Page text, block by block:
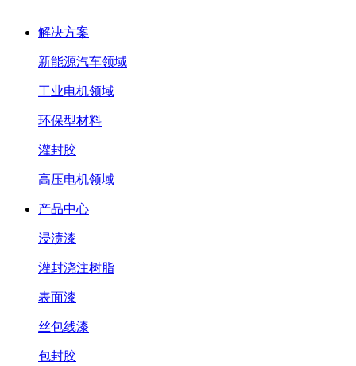
解决方案
新能源汽车领域
工业电机领域
环保型材料
灌封胶
高压电机领域
产品中心
浸渍漆
灌封浇注树脂
表面漆
丝包线漆
包封胶